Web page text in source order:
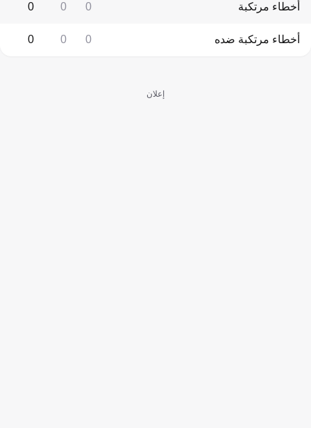
أخطاء مرتكبة 0
0
0
أخطاء مرتكبة ضده 0
0
0
إعلان